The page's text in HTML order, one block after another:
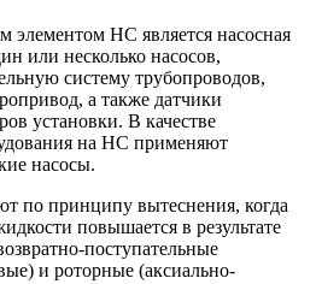
элементом НС является насосная
или несколько насосов,
систему трубопроводов,
а также датчики
установки. В качестве
на НС применяют
насосы.
по принципу вытеснения, когда
повышается в результате
поступательные
и роторные (аксиально-